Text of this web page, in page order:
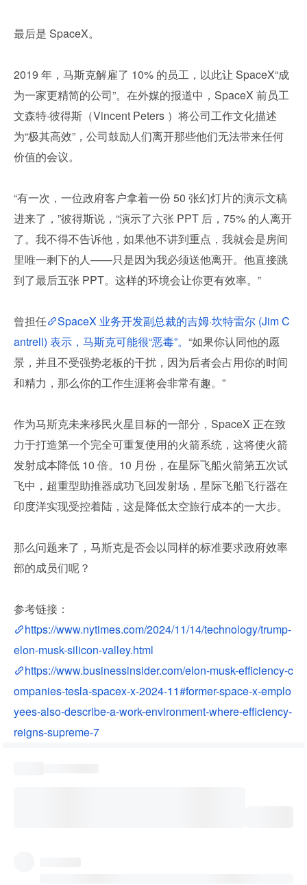
最后是 SpaceX。
2019 年，马斯克解雇了 10% 的员工，以此让 SpaceX“成
为一家更精简的公司”。在外媒的报道中，SpaceX 前员工
文森特·彼得斯（Vincent Peters ）将公司工作文化描述
为“极其高效”，公司鼓励人们离开那些他们无法带来任何
价值的会议。
“有一次，一位政府客户拿着一份 50 张幻灯片的演示文稿
进来了，”彼得斯说，“演示了六张 PPT 后，75% 的人离开
了。我不得不告诉他，如果他不讲到重点，我就会是房间
里唯一剩下的人——只是因为我必须送他离开。他直接跳
到了最后五张 PPT。这样的环境会让你更有效率。”
曾担任
SpaceX 业务开发副总裁的吉姆·坎特雷尔 (Jim C
antrell) 表示，马斯克可能很“恶毒”。 “如果你认同他的愿
景，并且不受强势老板的干扰，因为后者会占用你的时间
和精力，那么你的工作生涯将会非常有趣。”
作为马斯克未来移民火星目标的一部分，SpaceX 正在致
力于打造第一个完全可重复使用的火箭系统，这将使火箭
发射成本降低 10 倍。10 月份，在星际飞船火箭第五次试
飞中，超重型助推器成功飞回发射场，星际飞船飞行器在
印度洋实现受控着陆，这是降低太空旅行成本的一大步。
那么问题来了，马斯克是否会以同样的标准要求政府效率
部的成员们呢？
参考链接：
https://www.nytimes.com/2024/11/14/technology/trump-
elon-musk-silicon-valley.html
https://www.businessinsider.com/elon-musk-efficiency-c
ompanies-tesla-spacex-x-2024-11#former-space-x-emplo
yees-also-describe-a-work-environment-where-efficiency-
reigns-supreme-7